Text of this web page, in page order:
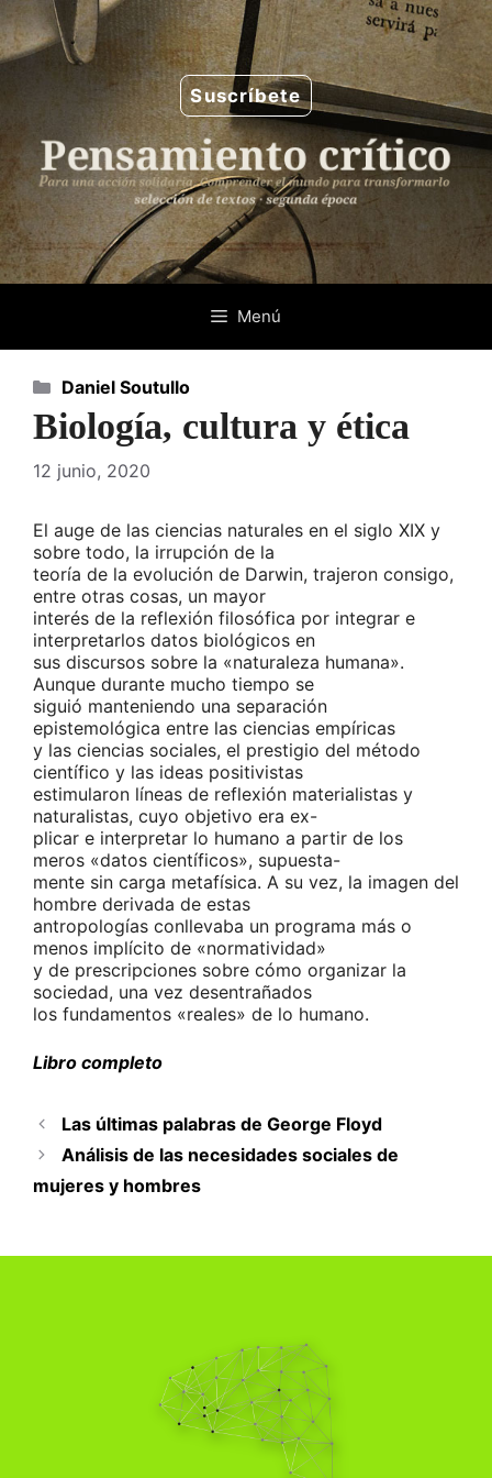
Saltar
al
contenido
Suscríbete
Menú
Biología, cultura y ética
12 junio, 2020
El auge de las ciencias naturales en el siglo XIX y
sobre todo, la irrupción de la
teoría de la evolución de Darwin, trajeron consigo,
entre otras cosas, un mayor
interés de la reflexión filosófica por integrar e
interpretarlos datos biológicos en
sus discursos sobre la «naturaleza humana».
Aunque durante mucho tiempo se
siguió manteniendo una separación
epistemológica entre las ciencias empíricas
y las ciencias sociales, el prestigio del método
científico y las ideas positivistas
estimularon líneas de reflexión materialistas y
naturalistas, cuyo objetivo era ex-
plicar e interpretar lo humano a partir de los
meros «datos científicos», supuesta-
mente sin carga metafísica. A su vez, la imagen del
hombre derivada de estas
antropologías conllevaba un programa más o
menos implícito de «normatividad»
y de prescripciones sobre cómo organizar la
sociedad, una vez desentrañados
los fundamentos «reales» de lo humano.
Libro completo
Categorías
Daniel Soutullo
Las últimas palabras de George Floyd
Análisis de las necesidades sociales de
mujeres y hombres